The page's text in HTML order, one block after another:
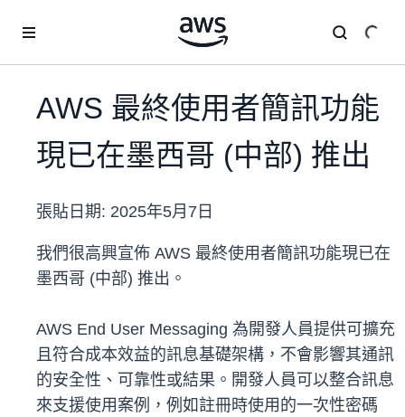
AWS 最終使用者簡訊功能
現已在墨西哥 (中部) 推出
張貼日期: 2025年5月7日
我們很高興宣佈 AWS 最終使用者簡訊功能現已在
墨西哥 (中部) 推出。
AWS End User Messaging 為開發人員提供可擴充
且符合成本效益的訊息基礎架構，不會影響其通訊
的安全性、可靠性或結果。開發人員可以整合訊息
來支援使用案例，例如註冊時使用的一次性密碼